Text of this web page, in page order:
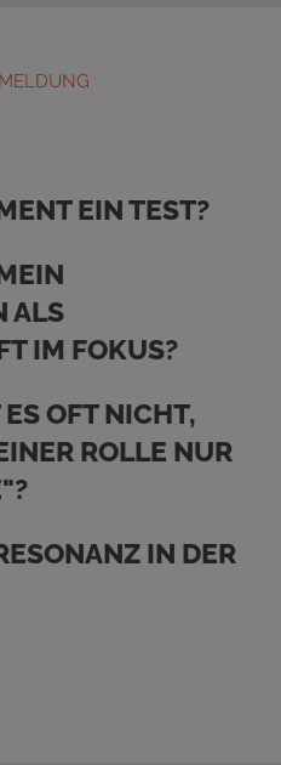
EIN TEST?
ALS
IM FOKUS?
OFT NICHT,
ROLLE NUR
IN DER